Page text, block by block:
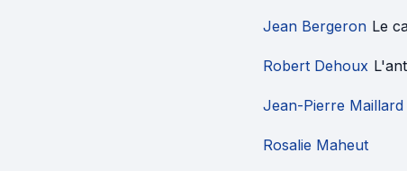
Jean Bergeron Le
Robert Dehoux
Jean-Pierre Maillard
Rosalie Maheut